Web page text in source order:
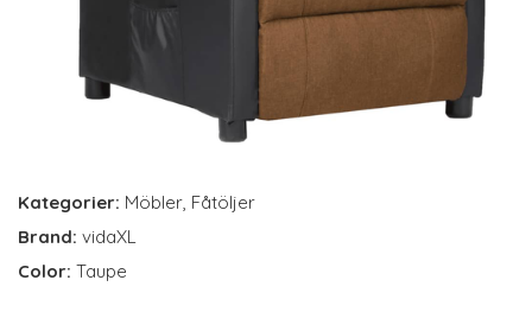
Kategorier: Möbler, Fåtöljer
Brand: vidaXL
Color: Taupe